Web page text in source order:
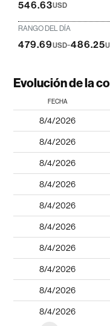
546.63USD
RANGO DEL DÍA
479.69USD-486.25
Evolución de la
FECHA
8/4/2026
8/4/2026
8/4/2026
8/4/2026
8/4/2026
8/4/2026
8/4/2026
8/4/2026
8/4/2026
8/4/2026